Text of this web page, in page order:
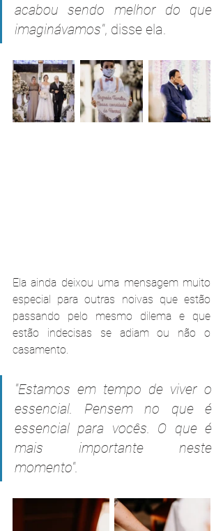
acabou sendo melhor do que
imaginávamos", disse ela.
Ela ainda deixou uma mensagem muito
especial para outras noivas que estão
passando pelo mesmo dilema e que
estão indecisas se adiam ou não o
casamento.
"Estamos em tempo de viver o
essencial. Pensem no que é
essencial para vocês. O que é
mais importante neste
momento".